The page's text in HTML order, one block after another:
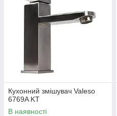
Кухонний змішувач Valeso
6769A KT
В наявності